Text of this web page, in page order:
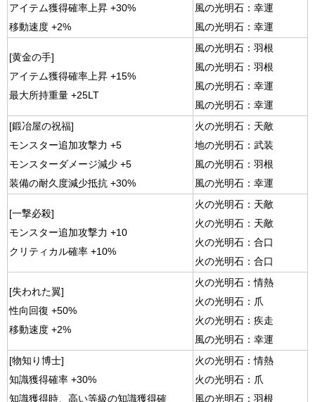
アイテム獲得確率上昇 +30%
移動速度 +2%
風の光明石：幸運
風の光明石：幸運
[黄金の手]
アイテム獲得確率上昇 +15%
最大所持重量 +25LT
風の光明石：羽根
風の光明石：羽根
風の光明石：幸運
風の光明石：幸運
[鍛冶屋の祝福]
モンスター追加攻撃力 +5
モンスターダメージ減少 +5
装備の耐久度減少抵抗 +30%
火の光明石：天敵
地の光明石：武装
風の光明石：羽根
風の光明石：幸運
[一撃必殺]
モンスター追加攻撃力 +10
クリティカル確率 +10%
火の光明石：天敵
火の光明石：天敵
火の光明石：合口
火の光明石：合口
[失われた翼]
性向回復 +50%
移動速度 +2%
火の光明石：情熱
火の光明石：爪
火の光明石：疾走
風の光明石：幸運
[物知り博士]
知識獲得確率 +30%
知識獲得時、高い等級の知識獲得確
火の光明石：情熱
火の光明石：爪
風の光明石：羽根